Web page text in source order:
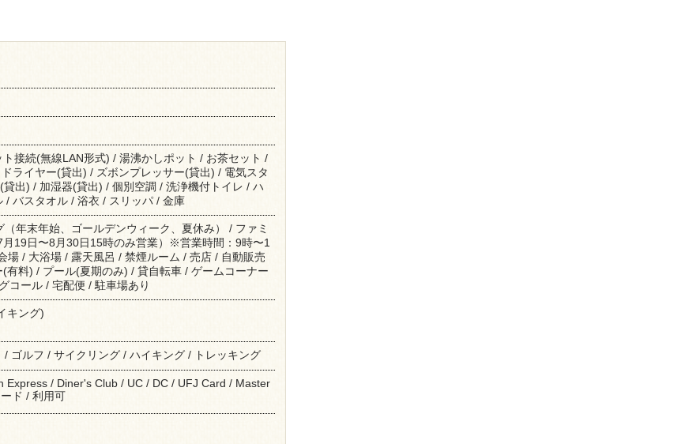
接続(無線LAN形式) / 湯沸かしポット / お茶セット /
ライヤー(貸出) / ズボンプレッサー(貸出) / 電気スタ
貸出) / 加湿器(貸出) / 個別空調 / 洗浄機付トイレ / ハ
/ バスタオル / 浴衣 / スリッパ / 金庫
年末年始、ゴールデンウィーク、夏休み） / ファミ
月19日〜8月30日15時のみ営業）※営業時間：9時〜1
場 / 大浴場 / 露天風呂 / 禁煙ルーム / 売店 / 自動販売
有料) / プール(夏期のみ) / 貸自転車 / ゲームコーナー
コール / 宅配便 / 駐車場あり
キング)
ゴルフ / サイクリング / ハイキング / トレッキング
Express / Diner's Club / UC / DC / UFJ Card / Master
ド / 利用可